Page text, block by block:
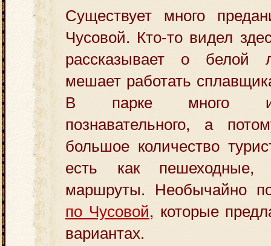
Существует много
Чусовой. Кто-то видел
рассказывает о белой
мешает работать
В парке много
познавательного, а
большое количество
есть как
маршруты. Необычайно
по Чусовой, которые
вариантах.